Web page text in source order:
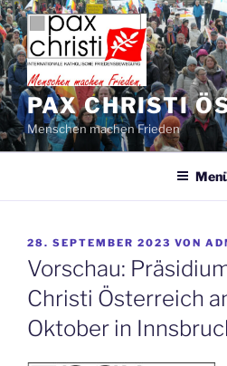
Zum
Inhalt
springen
PAX CHRISTI
Menschen machen Frieden
VERÖFFENTLICHT
AM
28. SEPTEMBER 2023 VON
Vorschau:
Christi Österreich
Oktober in